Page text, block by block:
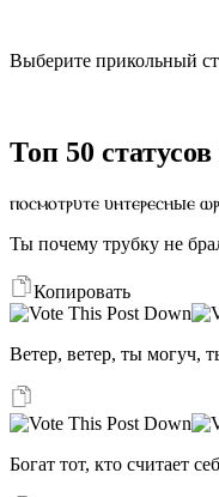
Выберите прикольный
Топ 50
ⲡⲟⲥⲙⲟⲧⲣυⲧⲉ υⲏⲧⲉⲣⲉⲥⲏыⲉ
Ты почему трубку не
Копировать
Ветер, ветер, ты могуч,
Богат тот, кто считает